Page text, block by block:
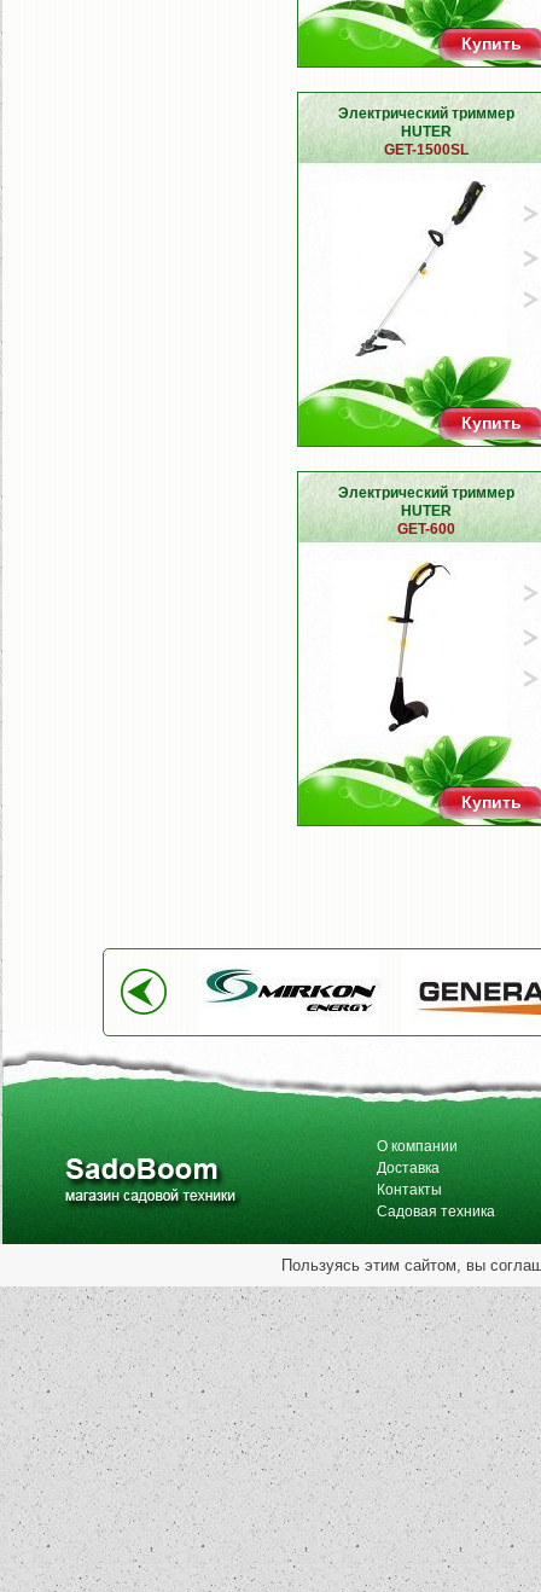
Купить
Электрический триммер
HUTER
GET-1500SL
Купить
Электрический триммер
HUTER
GET-600
Купить
О компании
Доставка
Контакты
Садовая техника
Пользуясь этим сайтом, вы